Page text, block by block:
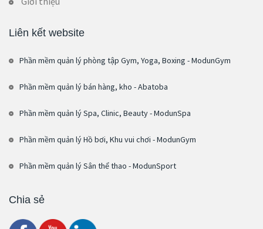
Liên kết website
Phần mềm quản lý phòng tập Gym, Yoga, Boxing - ModunGym
Phần mềm quản lý bán hàng, kho - Abatoba
Phần mềm quản lý Spa, Clinic, Beauty - ModunSpa
Phần mềm quản lý Hồ bơi, Khu vui chơi - ModunGym
Phần mềm quản lý Sân thể thao - ModunSport
Chia sẻ